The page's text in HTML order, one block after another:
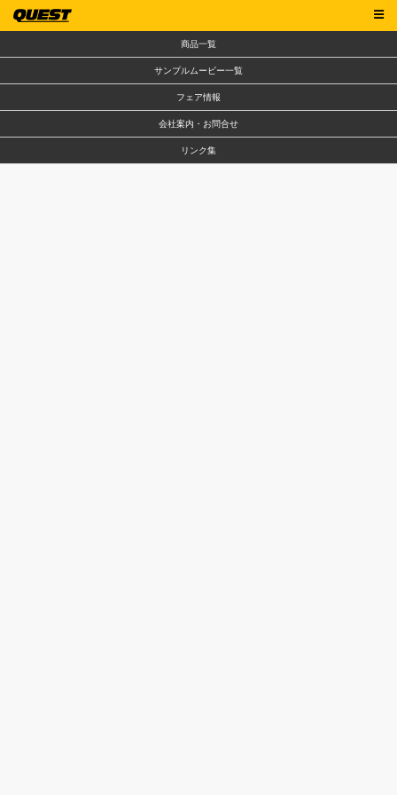
商品一覧
サンプルムービー一覧
フェア情報
会社案内・お問合せ
リンク集